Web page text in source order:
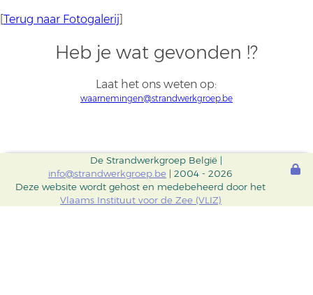
Terug naar Fotogalerij
Heb je wat gevonden !?
Laat het ons weten op:
waarnemingen@strandwerkgroep.be
De Strandwerkgroep België |
info@strandwerkgroep.be | 2004 - 2026
Deze website wordt gehost en medebeheerd door het
Vlaams Instituut voor de Zee (VLIZ)